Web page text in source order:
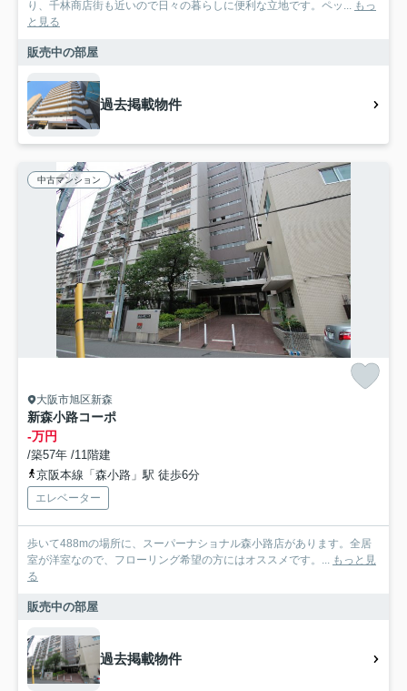
り、千林商店街も近いので日々の暮らしに便利な立地です。ペッ... もっ
と見る
販売中の部屋
過去掲載物件
中古マンション
大阪市旭区新森
新森小路コーポ
-万円
/築57年 /11階建
京阪本線「森小路」駅 徒歩6分
エレベーター
歩いて488mの場所に、スーパーナショナル森小路店があります。全居
室が洋室なので、フローリング希望の方にはオススメです。... もっと見
る
販売中の部屋
過去掲載物件